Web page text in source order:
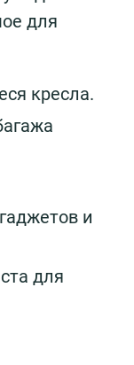
для
кресла.
и
для